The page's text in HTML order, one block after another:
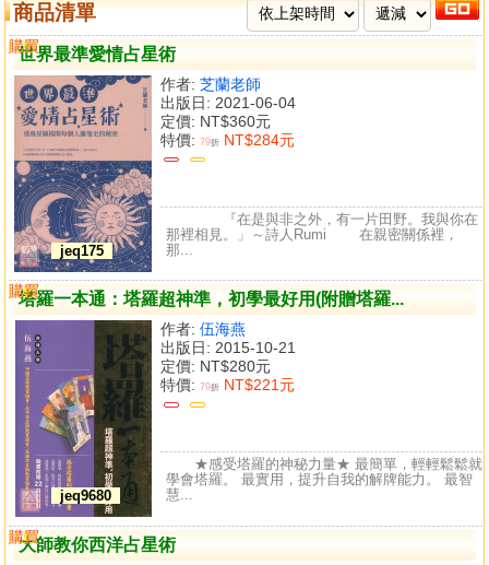
商品清單
世界最準愛情占星術
jeq175
作者: 芝蘭老師
出版日: 2021-06-04
定價: NT$360元
特價: 79折 NT$284元
購買
比較
『在是與非之外，有一片田野。我與你在
那裡相見。」～詩人Rumi 在親密關係裡，
那...
塔羅一本通：塔羅超神準，初學最好用(附贈塔羅...
jeq9680
作者: 伍海燕
出版日: 2015-10-21
定價: NT$280元
特價: 79折 NT$221元
購買
比較
★感受塔羅的神秘力量★ 最簡單，輕輕鬆鬆就
學會塔羅。 最實用，提升自我的解牌能力。 最智
慧...
大師教你西洋占星術
購買
比較